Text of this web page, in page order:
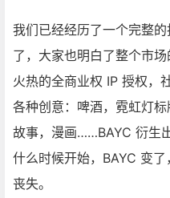
我们已经经历了一个完整
了，大家也明白了整个市
火热的全商业权 IP 授权，
各种创意：啤酒，霓虹灯标
故事，漫画……BAYC 衍生
什么时候开始，BAYC 变
丧失。